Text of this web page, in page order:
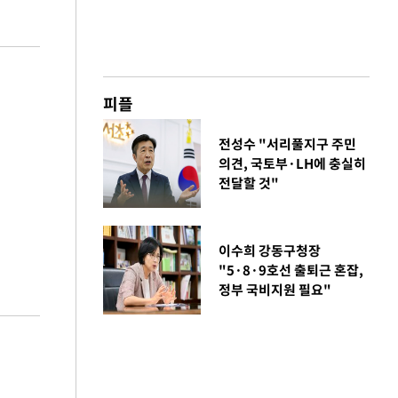
피플
전성수 "서리풀지구 주민
의견, 국토부·LH에 충실히
전달할 것"
이수희 강동구청장
"5·8·9호선 출퇴근 혼잡,
정부 국비지원 필요"